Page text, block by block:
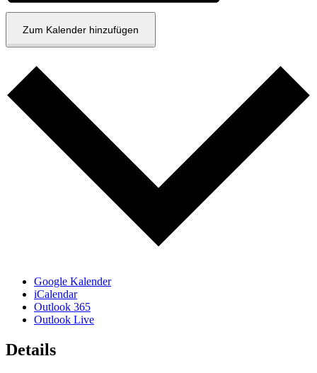
Zum Kalender hinzufügen
Google Kalender
iCalendar
Outlook 365
Outlook Live
Details